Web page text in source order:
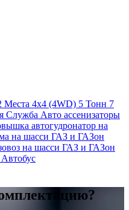
Места 4х4 (4WD) 5 Тонн 7
Служба Авто ассенизаторы
автогудронатор на
на шасси ГАЗ и ГАЗон
на шасси ГАЗ и ГАЗон